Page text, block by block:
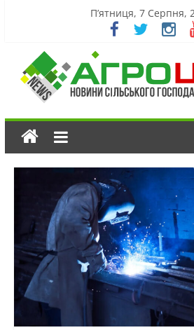
П’ятниця, 7 Серпня,